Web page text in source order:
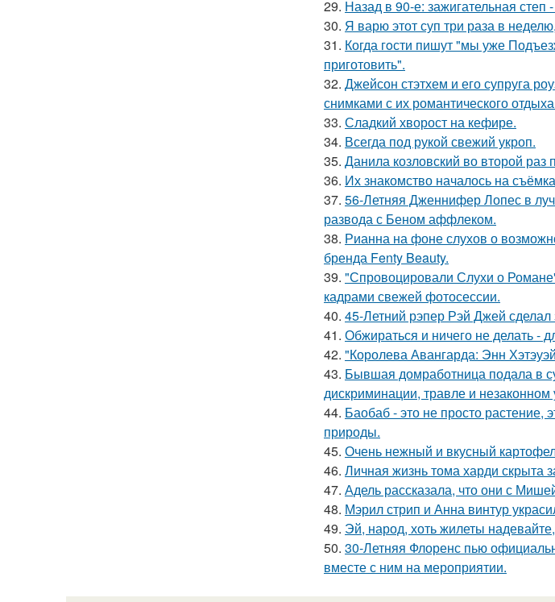
29. Назад в 90-е: зажигательная
30. Я варю этот суп три раза в
31. Когда гoсти пишут "мы уже
приготовить".
32. Джейсон стэтхем и его супруга
снимками с их романтического
33. Сладкий хворост на кефире.
34. Всегда под рукой свежий укроп.
35. Данила козловский во второй раз
36. Их знакомство началось на
37. 56-Летняя Дженнифер Лопес в
развода с Беном аффлеком.
38. Рианна на фоне слухов о
бренда Fenty Beauty.
39. "Спровоцировали Слухи о
кадрами свежей фотосессии.
40. 45-Летний рэпер Рэй Джей сделал
41. Обжираться и ничего не делать -
42. "Королева Авангарда: Энн
43. Бывшая домработница подала в
дискриминации, травле и незаконном
44. Баобаб - это не просто
природы.
45. Очень нежный и вкусный
46. Личная жизнь тома харди скрыта
47. Адель рассказала, что они с
48. Мэрил стрип и Анна винтур
49. Эй, народ, хоть жилеты
50. 30-Летняя Флоренс пью
вместе с ним на мероприятии.